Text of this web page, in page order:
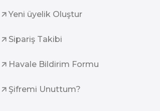
Yeni üyelik Oluştur
Sipariş Takibi
Havale Bildirim Formu
Şifremi Unuttum?